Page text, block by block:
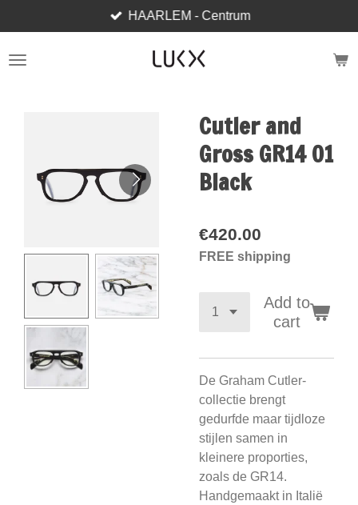
to
main
HAARLEM - Centrum
Cutler and
Gross GR14 01
Black
€420.00
FREE shipping
Add to
cart
De Graham Cutler-
collectie brengt
gedurfde maar tijdloze
stijlen samen in
kleinere proporties,
zoals de GR14.
Handgemaakt in Italië